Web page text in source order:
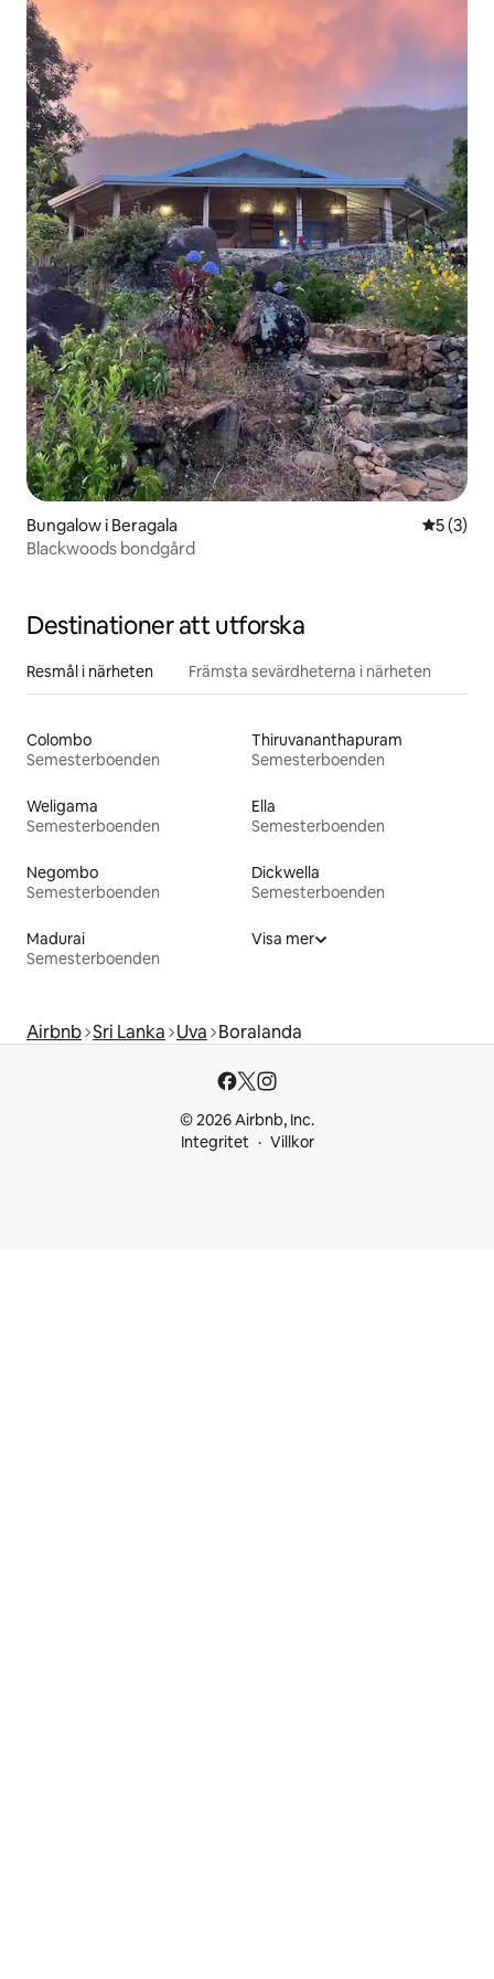
Bungalow i Beragala 5 av 5 i
5 (3)
Blackwoods bondgård
Destinationer att utforska
Resmål i närheten Främsta sevärdheterna i närheten
Colombo
Semesterboenden
Thiruvananthapuram
Semesterboenden
Weligama
Semesterboenden
Ella
Semesterboenden
Negombo
Semesterboenden
Dickwella
Semesterboenden
Madurai
Semesterboenden
Visa mer
Airbnb Sri Lanka Uva Boralanda
© 2026 Airbnb, Inc.
Integritet
Villkor